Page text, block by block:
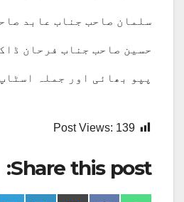
سلمان صاحب جناب عابد
حسین صاحب جناب فرحان
پپو بھائی اور جملہ
Post Views: 139
Share this post: